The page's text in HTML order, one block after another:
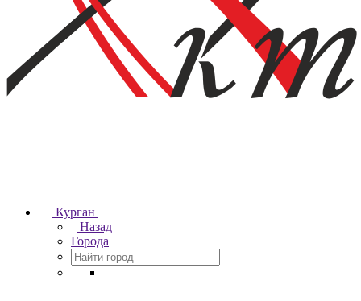
Курган
Назад
Города